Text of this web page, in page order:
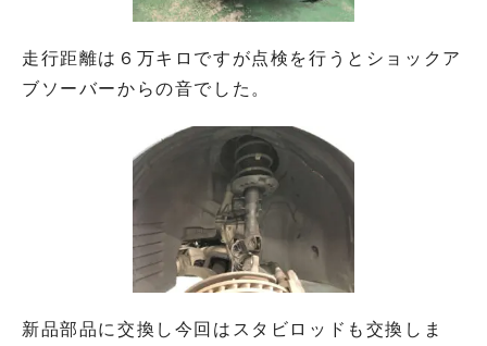
走行距離は６万キロですが点検を行うとショックア
ブソーバーからの音でした。
新品部品に交換し今回はスタビロッドも交換しま